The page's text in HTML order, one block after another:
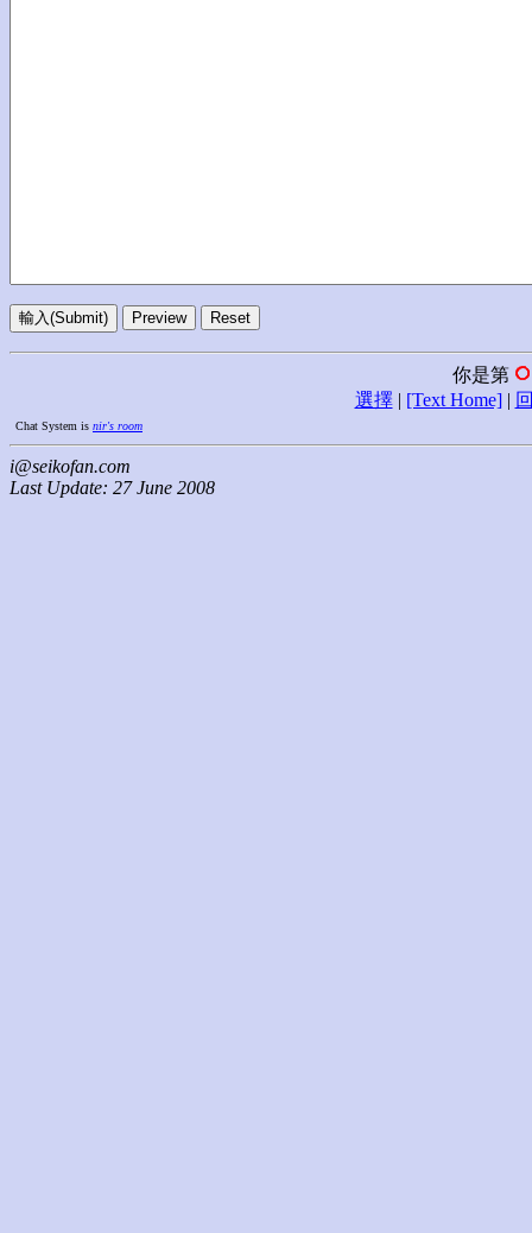
你是第
選擇| [Text Home]|
Chat System is nir's room
i@seikofan.com
Last Update: 27 June 2008